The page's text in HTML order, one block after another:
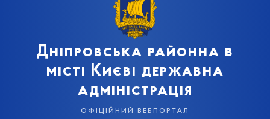
Дніпровська районна в
місті Києві державна
адміністрація
офіційний вебпортал